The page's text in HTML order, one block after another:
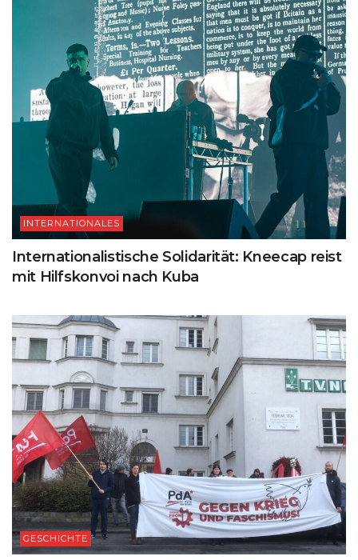
INTERNATIONALES
Internationalistische Solidarität: Kneecap reist
mit Hilfskonvoi nach Kuba
GESCHICHTE